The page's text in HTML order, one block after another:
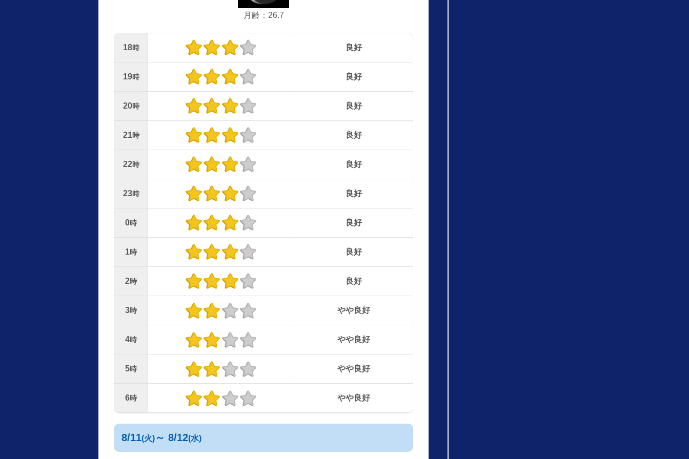
月齢：26.7
18時 良好
19時 良好
20時 良好
21時 良好
22時 良好
23時 良好
0時 良好
1時 良好
2時 良好
3時 やや良好
4時 やや良好
5時 やや良好
6時 やや良好
8/11(火) ～ 8/12(水)